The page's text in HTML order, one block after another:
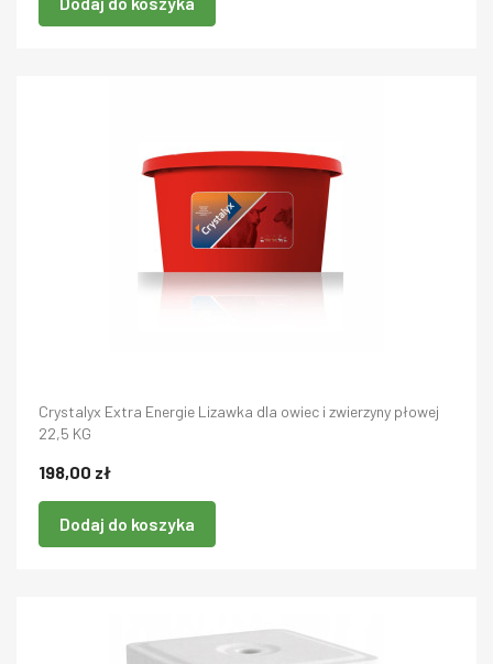
Crystalyx Extra Energie Lizawka dla owiec i zwierzyny płowej
22,5 KG
198,00 zł
Dodaj do koszyka